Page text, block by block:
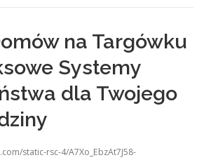
na Targówku
Systemy
dla Twojego